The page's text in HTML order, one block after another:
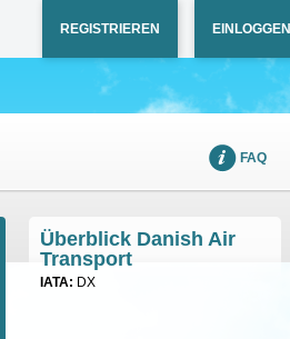
REGISTRIEREN EINLOGGEN
FAQ
Überblick Danish Air
Transport
IATA: DX